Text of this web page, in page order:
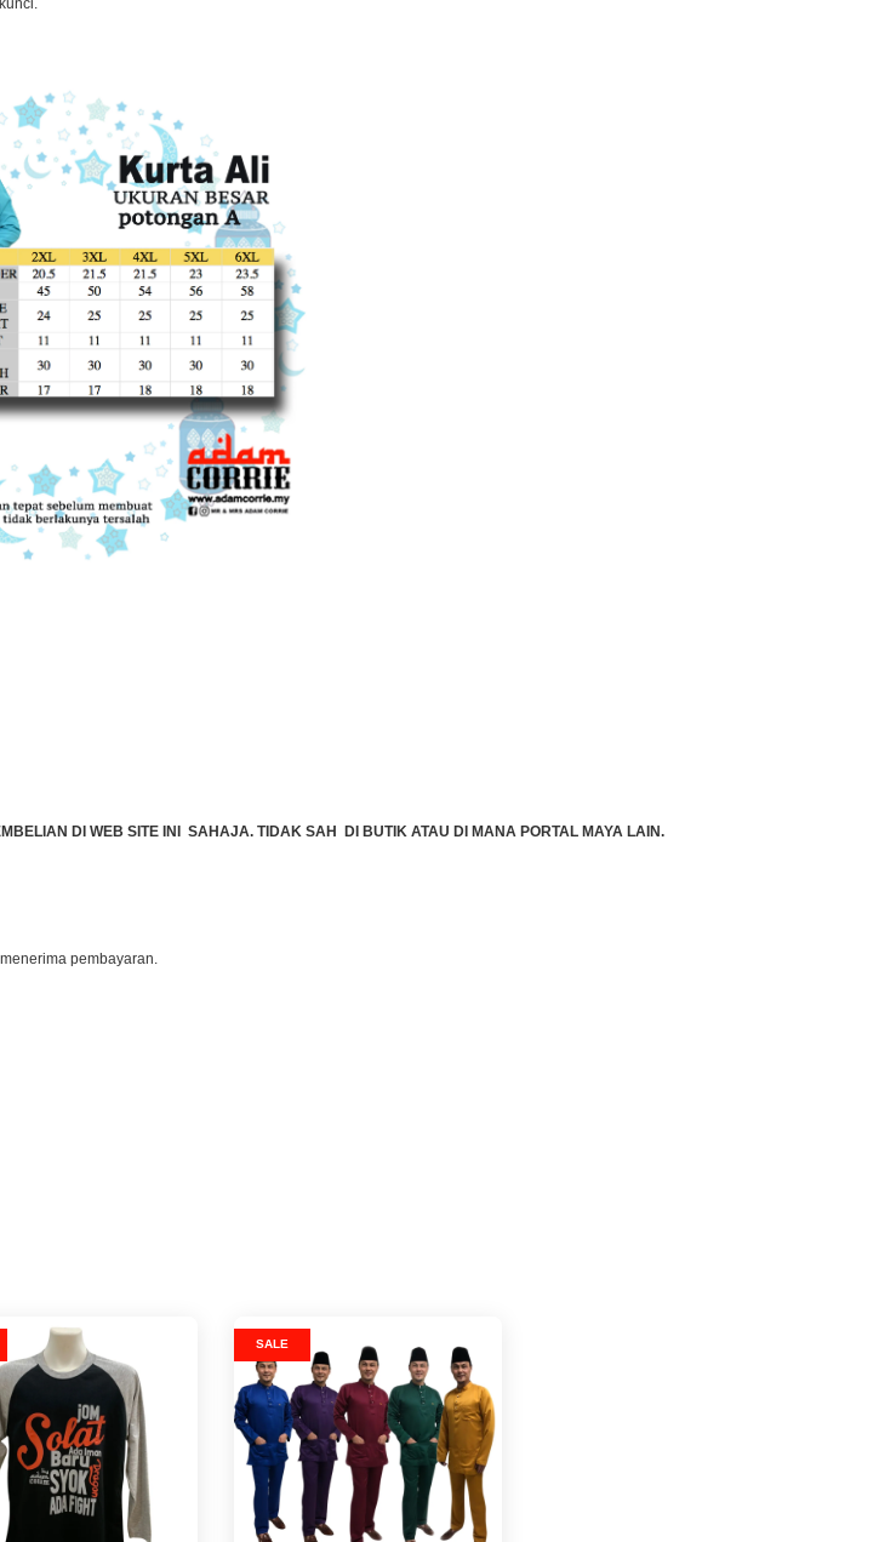
DI WEB SITE INI SAHAJA. TIDAK SAH DI BUTIK ATAU DI MANA PORTAL MAYA LAIN.
pembayaran.
SALE